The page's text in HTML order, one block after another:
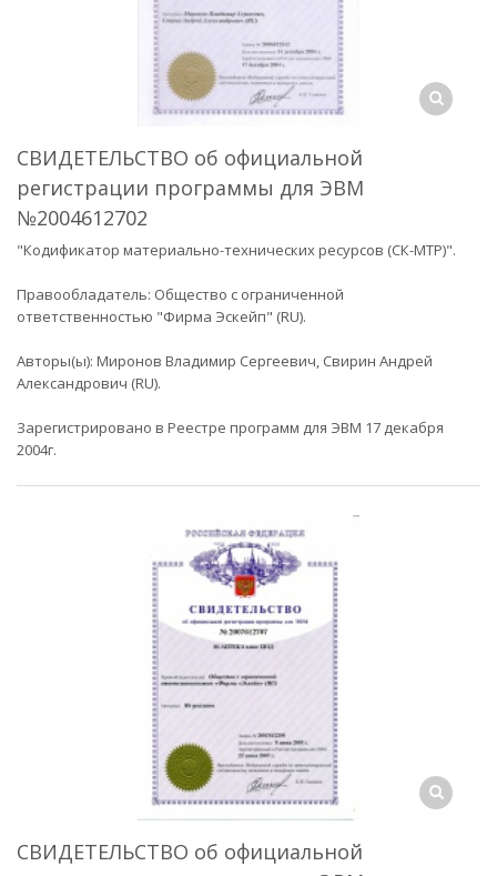
СВИДЕТЕЛЬСТВО об официальной
регистрации программы для ЭВМ
№2004612702
"Кодификатор материально-технических ресурсов (СК-МТР)".
Правообладатель: Общество с ограниченной
ответственностью "Фирма Эскейп" (RU).
Авторы(ы): Миронов Владимир Сергеевич, Свирин Андрей
Александрович (RU).
Зарегистрировано в Реестре программ для ЭВМ 17 декабря
2004г.
СВИДЕТЕЛЬСТВО об официальной